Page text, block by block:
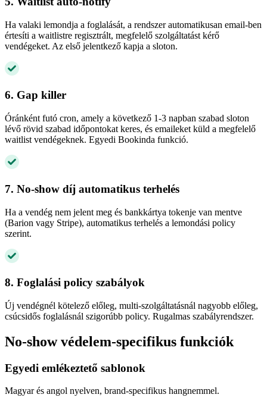
Ha valaki lemondja a foglalását, a rendszer automatikusan email-ben
értesíti a waitlistre regisztrált, megfelelő szolgáltatást kérő
vendégeket. Az első jelentkező kapja a sloton.
6. Gap killer
Óránként futó cron, amely a következő 1-3 napban szabad sloton
lévő rövid szabad időpontokat keres, és emaileket küld a megfelelő
waitlist vendégeknek. Egyedi Bookinda funkció.
7. No-show díj automatikus terhelés
Ha a vendég nem jelent meg és bankkártya tokenje van mentve
(Barion vagy Stripe), automatikus terhelés a lemondási policy
szerint.
8. Foglalási policy szabályok
Új vendégnél kötelező előleg, multi-szolgáltatásnál nagyobb előleg,
csúcsidős foglalásnál szigorúbb policy. Rugalmas szabályrendszer.
No-show védelem-specifikus funkciók
Egyedi emlékeztető sablonok
Magyar és angol nyelven, brand-specifikus hangnemmel.